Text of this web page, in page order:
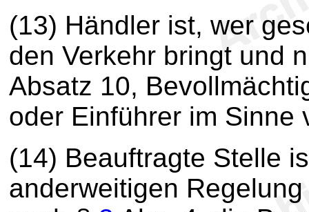
(13) Händler ist, wer
den Verkehr bringt und
Absatz 10,
oder Einführer im Sinne
(14) Beauftragte Stelle
anderweitigen